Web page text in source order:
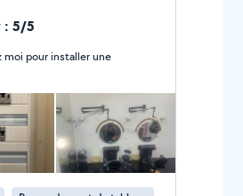
existant /
expérience dans la
des meubles en
Alors n'hésitez pas
: 5/5
pour installer une